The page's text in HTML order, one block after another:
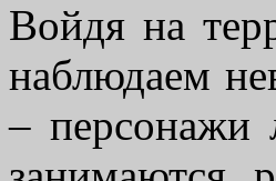
Войдя на
наблюдаем
– персонажи